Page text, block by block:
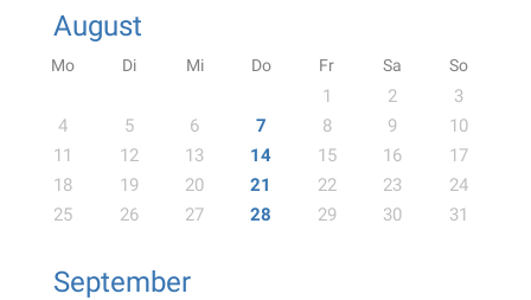
August
Mo Di Mi Do Fr Sa So
1 2
3
4
5 6 7 8 9
10
11
12 13 14 15 16
17
18
19 20 21 22 23
24
25
26 27 28 29 30 31
September